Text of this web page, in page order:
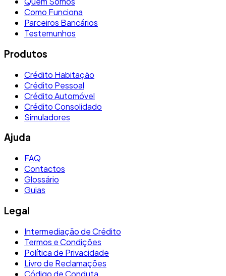
Como Funciona
Parceiros Bancários
Testemunhos
Produtos
Crédito Habitação
Crédito Pessoal
Crédito Automóvel
Crédito Consolidado
Simuladores
Ajuda
FAQ
Contactos
Glossário
Guias
Legal
Intermediação de Crédito
Termos e Condições
Política de Privacidade
Livro de Reclamações
Código de Conduta